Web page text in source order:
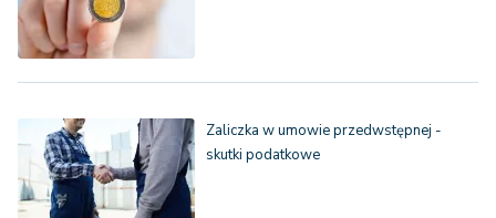
Zaliczka w umowie przedwstępnej -
skutki podatkowe